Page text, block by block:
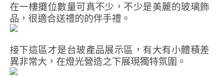
在一樓攤位數量可真不少，不少是美麗的玻璃飾
品，很適合送禮的的伴手禮。
接下這區才是台玻產品展示區，有大有小體積差
異非常大，在燈光營造之下展現獨特氛圍。